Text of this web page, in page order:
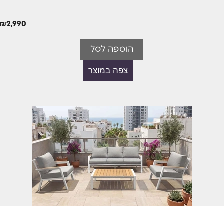
₪2,990
הוספה לסל
צפה במוצר